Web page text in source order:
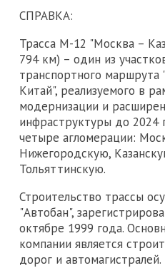
СПРАВКА:
Трасса М-12 "Москва –
794 км) – один из
транспортного маршрута
Китай", реализуемого в
модернизации и
инфраструктуры до 2024
четыре агломерации:
Нижегородскую,
Тольяттинскую.
Строительство трассы
"Автобан",
октябре 1999 года.
компании является
дорог и автомагистралей.